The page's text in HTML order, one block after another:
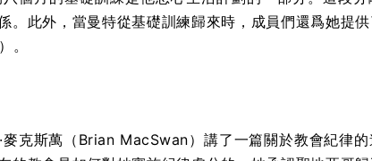
。此外，當曼特從基礎訓練歸來時，成員們還爲她提
。
克斯萬（Brian MacSwan）講了一篇關於教會紀律